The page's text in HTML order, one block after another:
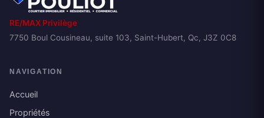
RE/MAX Privilège
7750 Boul Cousineau, suite 103, Saint-Hubert, Qc, J3Z 0C8
NAVIGATION
Accueil
Propriétés